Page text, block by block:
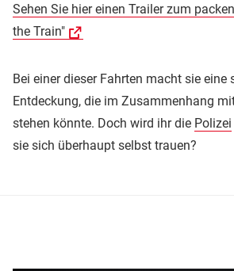
Sehen Sie hier einen Trailer zum
the Train"
Bei einer dieser Fahrten macht sie eine
Entdeckung, die im Zusammenhang
stehen könnte. Doch wird ihr die Polizei
sie sich überhaupt selbst trauen?